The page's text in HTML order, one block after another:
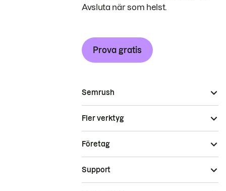
Avsluta när som helst.
Prova gratis
Semrush
Fler verktyg
Företag
Support